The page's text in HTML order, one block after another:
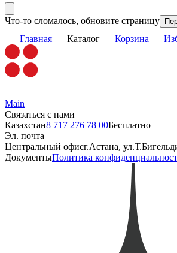
Что-то сломалось, обновите страницу
Главная Каталог Корзина
Main
Связаться с нами
Казахстан8 717 276 78 00Бесплатно
Эл. почта
Центральный офисг.Астана,
ДокументыПолитика